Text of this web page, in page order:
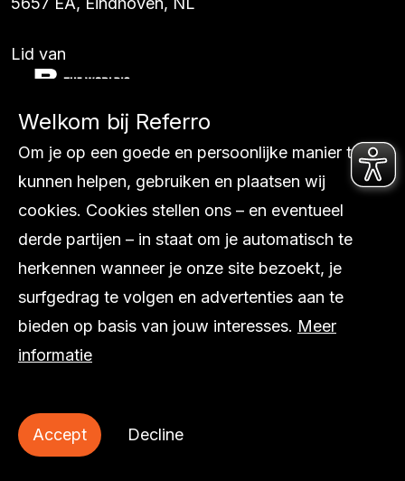
Lid van
Diensten
Ons werk
Internationaal
Over ons
Inspiratie
Contact
Privacy statement
Welkom bij Referro
Om je op een goede en persoonlijke manier te
kunnen helpen, gebruiken en plaatsen wij
cookies. Cookies stellen ons – en eventueel
derde partijen – in staat om je automatisch te
herkennen wanneer je onze site bezoekt, je
surfgedrag te volgen en advertenties aan te
bieden op basis van jouw interesses. Meer
informatie
Accept Decline